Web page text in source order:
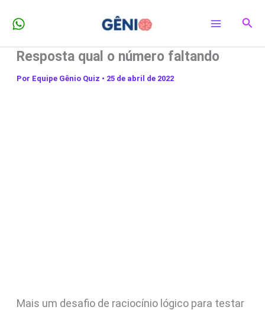
para
conteúdo
Resposta qual o número faltando
Por Equipe Gênio Quiz • 25 de abril de 2022
Mais um desafio de raciocínio lógico para testar